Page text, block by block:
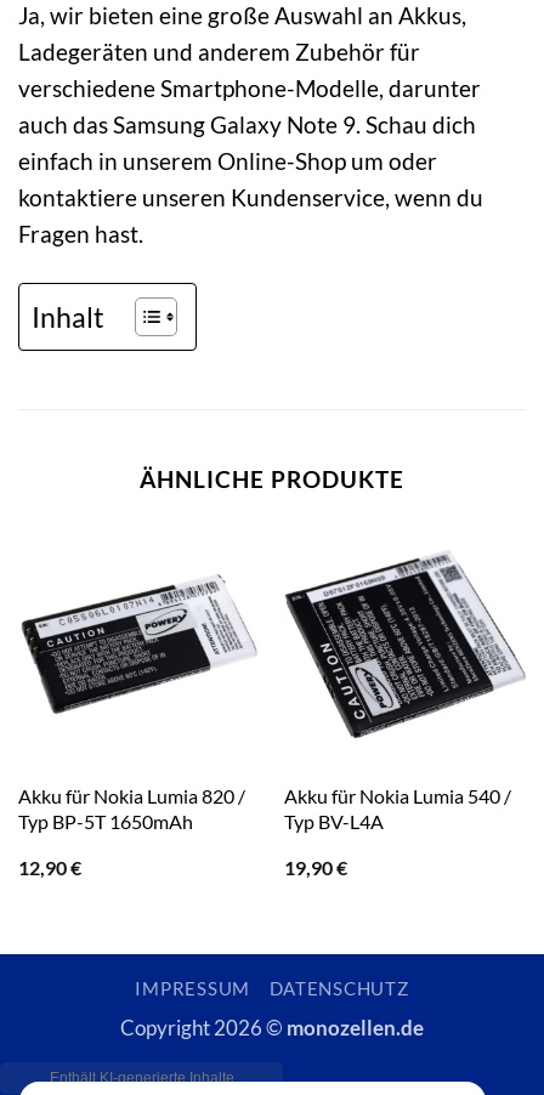
Ja, wir bieten eine große Auswahl an Akkus,
Ladegeräten und anderem Zubehör für
verschiedene Smartphone-Modelle, darunter
auch das Samsung Galaxy Note 9. Schau dich
einfach in unserem Online-Shop um oder
kontaktiere unseren Kundenservice, wenn du
Fragen hast.
Inhalt
ÄHNLICHE PRODUKTE
Akku für Nokia Lumia 820 /
Typ BP-5T 1650mAh
12,90€
Akku für Nokia Lumia 540 /
Typ BV-L4A
19,90€
IMPRESSUM DATENSCHUTZ
Copyright 2026 © monozellen.de